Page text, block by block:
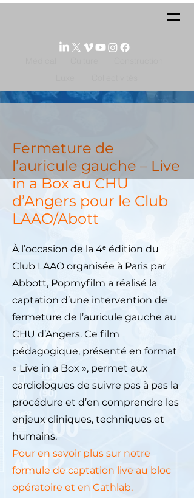
Fermeture de
l’auricule gauche – Live
in a Box au CHU
d’Angers pour le Club
LAAO/Abott
À l’occasion de la 4ᵉ édition du
Club LAAO organisée à Paris par
Abbott, Popmyfilm a réalisé la
captation d’une intervention de
fermeture de l’auricule gauche au
CHU d’Angers. Ce film
pédagogique, présenté en format
« Live in a Box », permet aux
cardiologues de suivre pas à pas la
procédure et d’en comprendre les
enjeux cliniques, techniques et
humains.
Pour en savoir plus sur notre
formule de captation live au bloc
opératoire et en Cathlab,